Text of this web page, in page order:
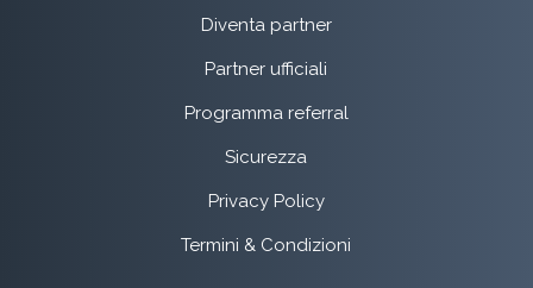
Diventa partner
Partner ufficiali
Programma referral
Sicurezza
Privacy Policy
Termini & Condizioni